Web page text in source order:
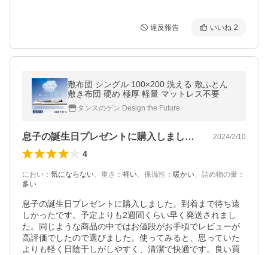
違反報告 いいね 2
敷布団 シングル 100×200 洗える 敷ふとん
敷き布団 硬め 極厚 軽量 マットレス不要
タンスのゲン Design the Future
息子の誕生日プレゼントに購入しました。… 2024/2/10
4
におい ： 気にならない、 重さ ： 軽い、 保温性 ： 暖かい、 詰め物の量 ：
多い
息子の誕生日プレゼントに購入しました。到着まで待ち遠
しかったです。予定よりも2週間くらい早く発送されまし
た。同じような商品の中ではお値段がお手頃でレビューが
高評価でしたので選びました。使ってみると、思っていた
よりも軽く日陰干しがしやすく、清潔で快適です。良い買